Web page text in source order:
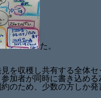
た。
を収穫し共有する全体
加者が同時に書き込め
のため、少数の方しか発